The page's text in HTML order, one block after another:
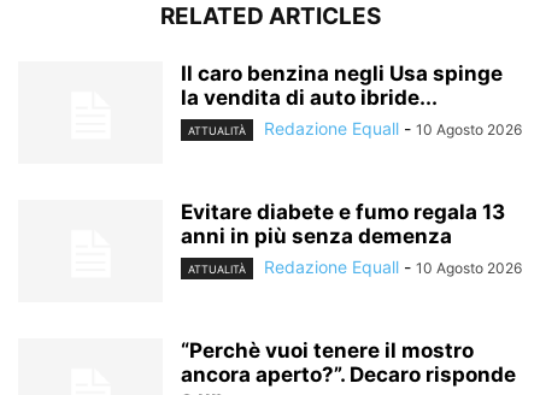
RELATED ARTICLES
Il caro benzina negli Usa spinge
la vendita di auto ibride...
ATTUALITÀ Redazione Equall - 10 Agosto 2026
Evitare diabete e fumo regala 13
anni in più senza demenza
ATTUALITÀ Redazione Equall - 10 Agosto 2026
“Perchè vuoi tenere il mostro
ancora aperto?”. Decaro risponde